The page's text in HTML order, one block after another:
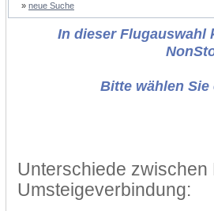
» neue Suche
In dieser Flugauswahl
Bitte wählen
Unterschiede
Umsteigeverbindung: